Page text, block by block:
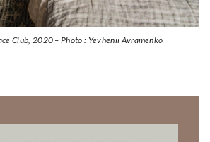
Club, 2020 – Photo : Yevhenii Avramenko